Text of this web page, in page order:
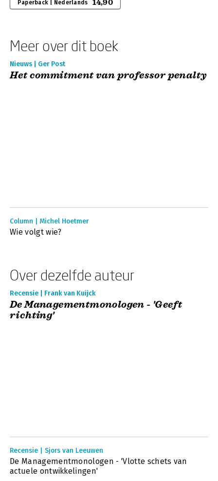
Paperback | Nederlands 14,90
Meer over dit boek
Nieuws | Ger Post
Het commitment van professor penalty
Column | Michel Hoetmer
Wie volgt wie?
Over dezelfde auteur
Recensie | Frank van Kuijck
De Managementmonologen - 'Geeft
richting'
Recensie | Sjors van Leeuwen
De Managementmonologen - 'Vlotte schets van
actuele ontwikkelingen'